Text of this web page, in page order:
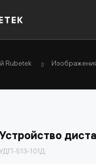
Rubetek
Устройство
УДП-513-101Д